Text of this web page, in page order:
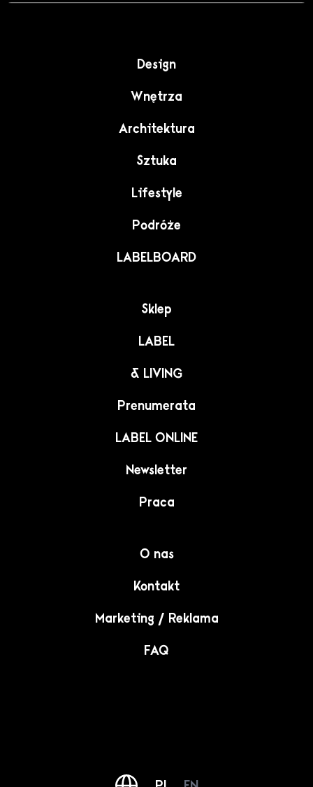
Design
Wnętrza
Architektura
Sztuka
Lifestyle
Podróże
LABELBOARD
Sklep
LABEL
& LIVING
Prenumerata
LABEL ONLINE
Newsletter
Praca
O nas
Kontakt
Marketing / Reklama
FAQ